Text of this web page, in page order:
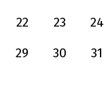
22
23 24
29
30 31